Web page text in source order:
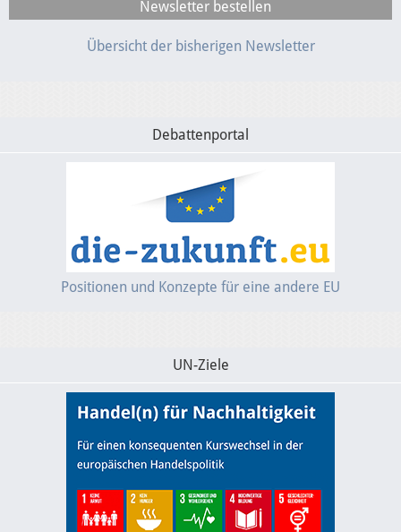
Übersicht der bisherigen Newsletter
Debattenportal
Positionen und Konzepte für eine andere EU
UN-Ziele